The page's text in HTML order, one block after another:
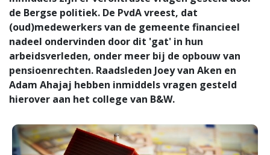
de Bergse politiek. De PvdA vreest, dat
(oud)medewerkers van de gemeente financieel
nadeel ondervinden door dit 'gat' in hun
arbeidsverleden, onder meer bij de opbouw van
pensioenrechten. Raadsleden Joey van Aken en
Adam Ahajaj hebben inmiddels vragen gesteld
hierover aan het college van B&W.